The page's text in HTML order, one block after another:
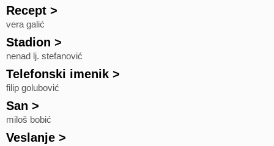
Recept >
vera galić
Stadion >
nenad lj. stefanović
Telefonski imenik >
filip golubović
San >
miloš bobić
Veslanje >